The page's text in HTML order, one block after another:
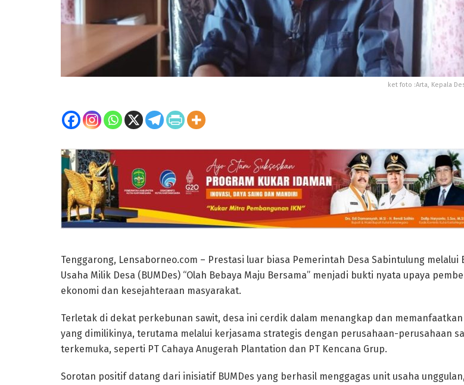
ket foto :Arta, Kepala
Tenggarong, Lensaborneo.com – Prestasi luar biasa Pemerintah Desa Sabintulung melalui
Usaha Milik Desa (BUMDes) “Olah Bebaya Maju Bersama” menjadi bukti nyata upaya
ekonomi dan kesejahteraan masyarakat.
Terletak di dekat perkebunan sawit, desa ini cerdik dalam menangkap dan
yang dimilikinya, terutama melalui kerjasama strategis dengan perusahaan-perusahaan
terkemuka, seperti PT Cahaya Anugerah Plantation dan PT Kencana Grup.
Sorotan positif datang dari inisiatif BUMDes yang berhasil menggagas unit usaha